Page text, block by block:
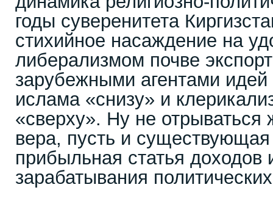
годы суверенитета
стихийное насаждение на
либерализмом почве
зарубежными агентами идей
ислама «снизу» и
«сверху». Ну не отрываться
вера, пусть и
прибыльная статья доходов
зарабатывания